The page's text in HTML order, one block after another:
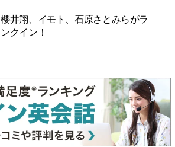
櫻井翔、イモト、石原さとみらがラ
ンクイン！